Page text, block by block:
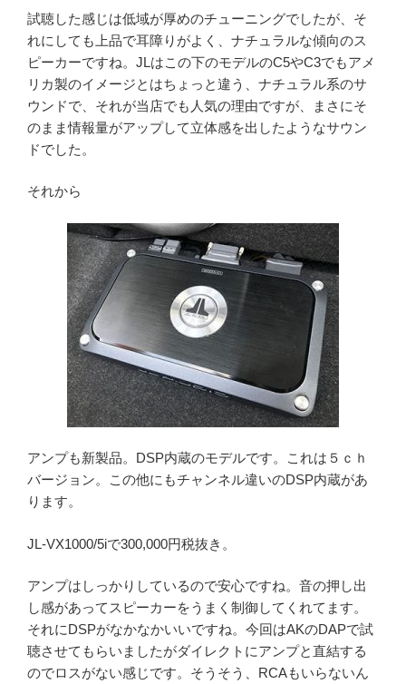
試聴した感じは低域が厚めのチューニングでしたが、そ
れにしても上品で耳障りがよく、ナチュラルな傾向のス
ピーカーですね。JLはこの下のモデルのC5やC3でもアメ
リカ製のイメージとはちょっと違う、ナチュラル系のサ
ウンドで、それが当店でも人気の理由ですが、まさにそ
のまま情報量がアップして立体感を出したようなサウン
ドでした。
それから
アンプも新製品。DSP内蔵のモデルです。これは５ｃｈ
バージョン。この他にもチャンネル違いのDSP内蔵があ
ります。
JL-VX1000/5iで300,000円税抜き。
アンプはしっかりしているので安心ですね。音の押し出
し感があってスピーカーをうまく制御してくれてます。
それにDSPがなかなかいいですね。今回はAKのDAPで試
聴させてもらいましたがダイレクトにアンプと直結する
のでロスがない感じです。そうそう、RCAもいらないん